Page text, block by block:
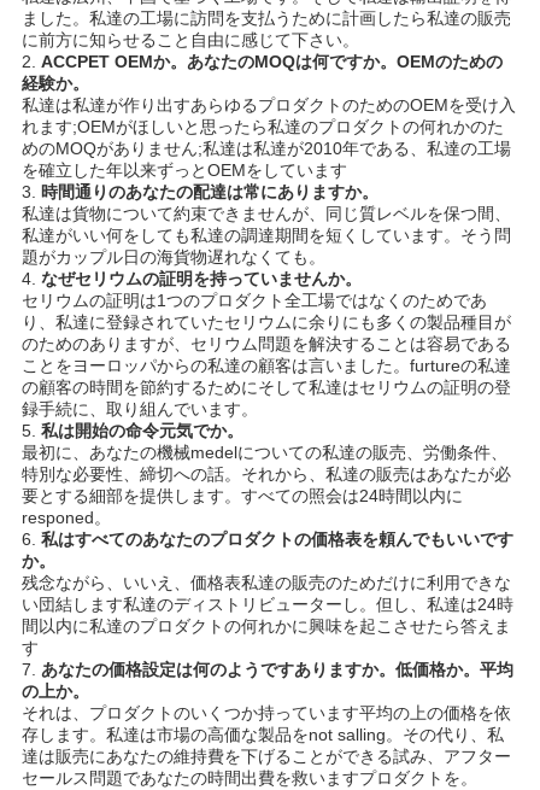
バ
シ
ー
規
約
ました。私達の工場に訪問を支払うために計画したら私達の販売
に前方に知らせること自由に感じて下さい。
2. ACCPET OEMか。あなたのMOQは何ですか。OEMのための
経験か。
私達は私達が作り出すあらゆるプロダクトのためのOEMを受け入
れます;OEMがほしいと思ったら私達のプロダクトの何れかのた
めのMOQがありません;私達は私達が2010年である、私達の工場
を確立した年以来ずっとOEMをしています
3. 時間通りのあなたの配達は常にありますか。
私達は貨物について約束できませんが、同じ質レベルを保つ間、
私達がいい何をしても私達の調達期間を短くしています。そう問
題がカップル日の海貨物遅れなくても。
4. なぜセリウムの証明を持っていませんか。
セリウムの証明は1つのプロダクト全工場ではなくのためであ
り、私達に登録されていたセリウムに余りにも多くの製品種目が
のためのありますが、セリウム問題を解決することは容易である
ことをヨーロッパからの私達の顧客は言いました。furtureの私達
の顧客の時間を節約するためにそして私達はセリウムの証明の登
録手続に、取り組んでいます。
5. 私は開始の命令元気でか。
最初に、あなたの機械medelについての私達の販売、労働条件、
特別な必要性、締切への話。それから、私達の販売はあなたが必
要とする細部を提供します。すべての照会は24時間以内に
responed。
6. 私はすべてのあなたのプロダクトの価格表を頼んでもいいです
か。
残念ながら、いいえ、価格表私達の販売のためだけに利用できな
い団結します私達のディストリビューターし。但し、私達は24時
間以内に私達のプロダクトの何れかに興味を起こさせたら答えま
す
7. あなたの価格設定は何のようですありますか。低価格か。平均
の上か。
それは、プロダクトのいくつか持っています平均の上の価格を依
存します。私達は市場の高価な製品をnot salling。その代り、私
達は販売にあなたの維持費を下げることができる試み、アフター
セールス問題であなたの時間出費を救いますプロダクトを。